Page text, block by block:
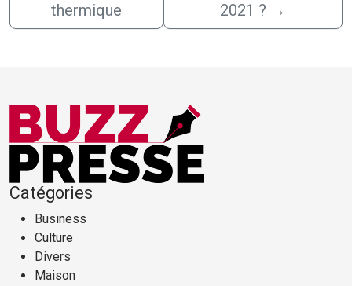
thermique
2021 ? →
Catégories
Business
Culture
Divers
Maison